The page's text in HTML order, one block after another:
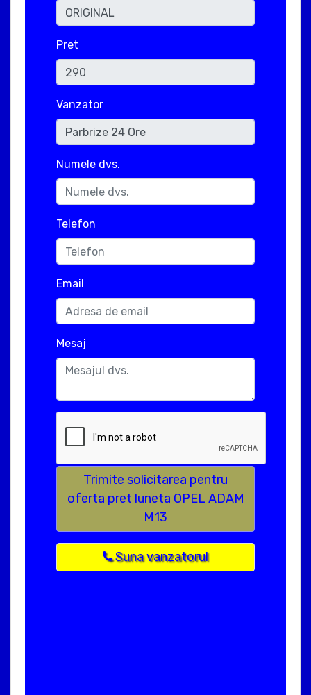
Pret
Vanzator
Numele dvs.
Telefon
Email
Mesaj
Trimite solicitarea pentru
oferta pret luneta OPEL ADAM
M13
Suna vanzatorul